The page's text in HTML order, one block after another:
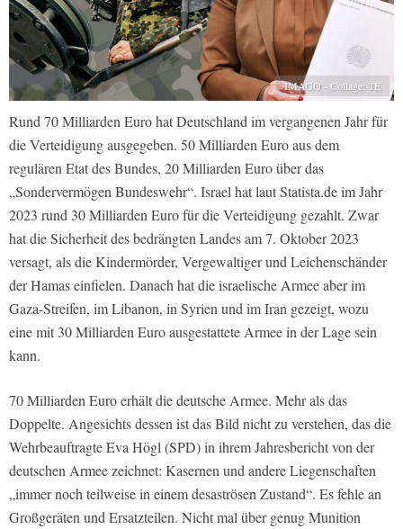
IMAGO - Collage: TE
Rund 70 Milliarden Euro hat Deutschland im vergangenen Jahr für
die Verteidigung ausgegeben. 50 Milliarden Euro aus dem
regulären Etat des Bundes, 20 Milliarden Euro über das
„Sondervermögen Bundeswehr“. Israel hat laut Statista.de im Jahr
2023 rund 30 Milliarden Euro für die Verteidigung gezahlt. Zwar
hat die Sicherheit des bedrängten Landes am 7. Oktober 2023
versagt, als die Kindermörder, Vergewaltiger und Leichenschänder
der Hamas einfielen. Danach hat die israelische Armee aber im
Gaza-Streifen, im Libanon, in Syrien und im Iran gezeigt, wozu
eine mit 30 Milliarden Euro ausgestattete Armee in der Lage sein
kann.
70 Milliarden Euro erhält die deutsche Armee. Mehr als das
Doppelte. Angesichts dessen ist das Bild nicht zu verstehen, das die
Wehrbeauftragte Eva Högl (SPD) in ihrem Jahresbericht von der
deutschen Armee zeichnet: Kasernen und andere Liegenschaften
„immer noch teilweise in einem desaströsen Zustand“. Es fehle an
Großgeräten und Ersatzteilen. Nicht mal über genug Munition